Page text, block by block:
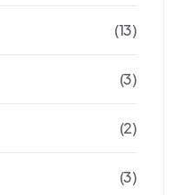
(13)
(3)
(2)
(3)